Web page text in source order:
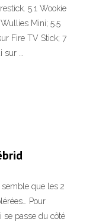
5.1 Wookie
Wullies Mini; 5.5
Fire TV Stick; 7
…
semble que les 2
Pour
se passe du côté